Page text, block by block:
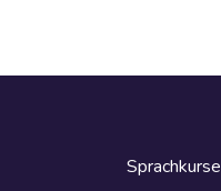
Sprachkurse